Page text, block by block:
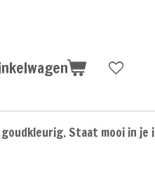
goudkleurig. Staat mooi in